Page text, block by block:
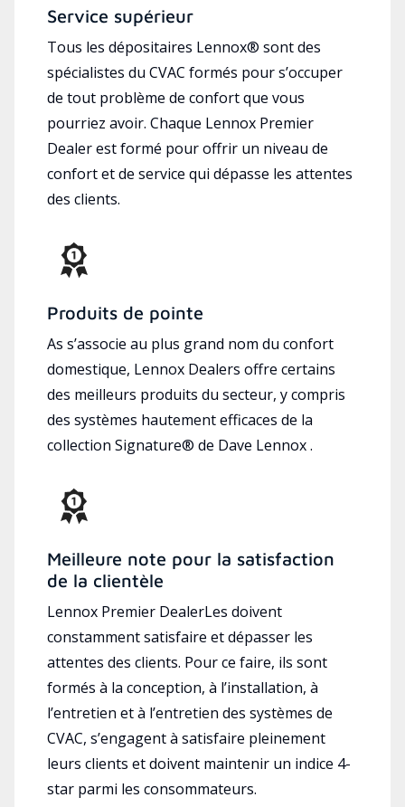
Service supérieur
Tous les dépositaires Lennox® sont des
spécialistes du CVAC formés pour s’occuper
de tout problème de confort que vous
pourriez avoir. Chaque Lennox Premier
Dealer est formé pour offrir un niveau de
confort et de service qui dépasse les attentes
des clients.
Produits de pointe
As s’associe au plus grand nom du confort
domestique, Lennox Dealers offre certains
des meilleurs produits du secteur, y compris
des systèmes hautement efficaces de la
collection Signature® de Dave Lennox .
Meilleure note pour la satisfaction
de la clientèle
Lennox Premier DealerLes doivent
constamment satisfaire et dépasser les
attentes des clients. Pour ce faire, ils sont
formés à la conception, à l’installation, à
l’entretien et à l’entretien des systèmes de
CVAC, s’engagent à satisfaire pleinement
leurs clients et doivent maintenir un indice 4-
star parmi les consommateurs.